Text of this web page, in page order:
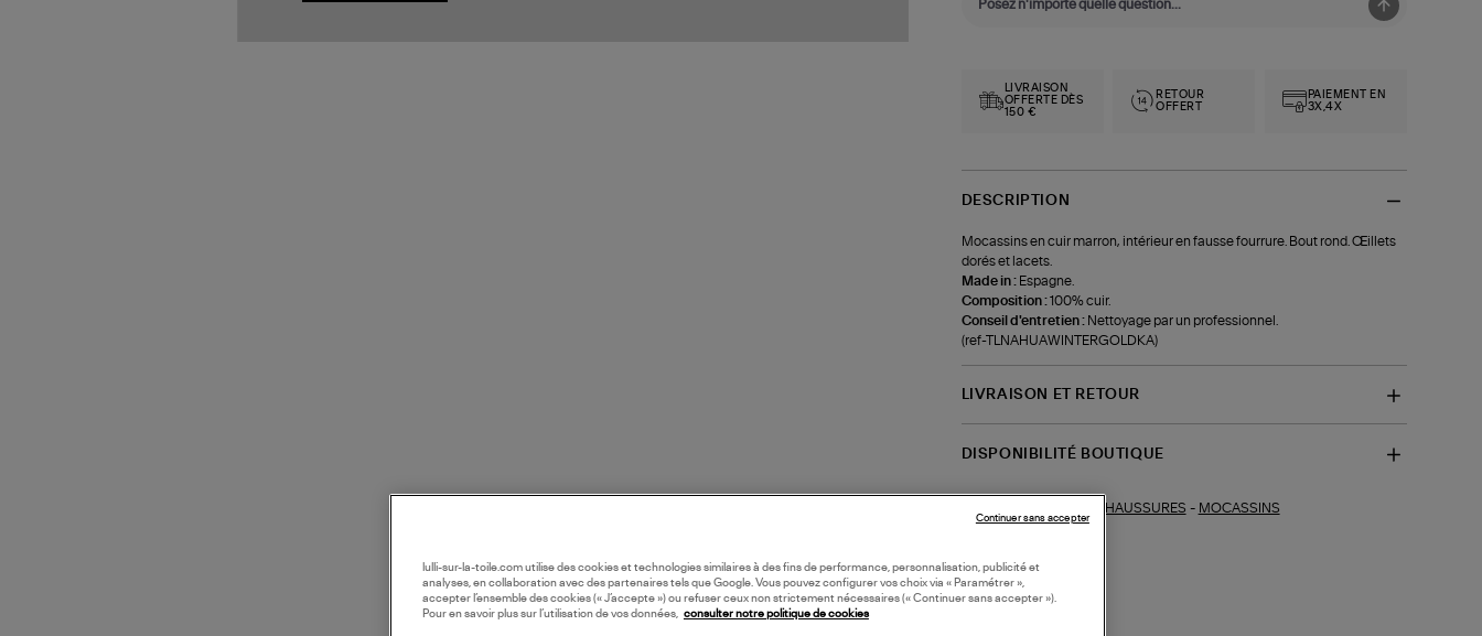
LIVRAISON
OFFERTE DÈS
150 €
RETOUR
OFFERT
PAIEMENT EN
3X,4X
DESCRIPTION
Mocassins en cuir marron, intérieur en fausse fourrure. Bout rond. Œillets
dorés et lacets.
Made in : Espagne.
Composition :100% cuir.
Conseil d'entretien : Nettoyage par un professionnel.
(ref-TLNAHUAWINTERGOLDKA)
LIVRAISON ET RETOUR
DISPONIBILITÉ BOUTIQUE
CHAUSSURES - MOCASSINS
lulli-sur-la-toile.com utilise des cookies et technologies similaires à des fins de performance, personnalisation, publicité et
analyses, en collaboration avec des partenaires tels que Google. Vous pouvez configurer vos choix via « Paramétrer »,
accepter l’ensemble des cookies (« J’accepte ») ou refuser ceux non strictement nécessaires (« Continuer sans accepter »).
Pour en savoir plus sur l’utilisation de vos données, consulter notre politique de cookies
Continuer sans accepter